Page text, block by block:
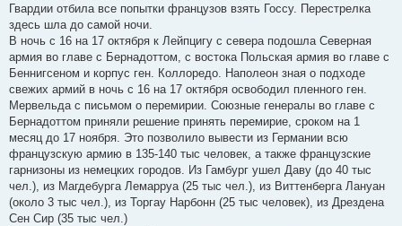
Гвардии отбила все попытки французов взять Госсу. Перестрелка
здесь шла до самой ночи.
В ночь с 16 на 17 октября к Лейпцигу с севера подошла Северная
армия во главе с Бернадоттом, с востока Польская армия во главе с
Беннигсеном и корпус ген. Коллоредо. Наполеон зная о подходе
свежих армий в ночь с 16 на 17 октября освободил пленного ген.
Мервельда с письмом о перемирии. Союзные генералы во главе с
Бернадоттом приняли решение принять перемирие, сроком на 1
месяц до 17 ноября. Это позволило вывести из Германии всю
французскую армию в 135-140 тыс человек, а также французские
гарнизоны из немецких городов. Из Гамбург ушел Даву (до 40 тыс
чел.), из Магдебурга Лемарруа (25 тыс чел.), из Виттенберга Лануан
(около 3 тыс чел.), из Торгау Нарбонн (25 тыс человек), из Дрездена
Сен Сир (35 тыс чел.)